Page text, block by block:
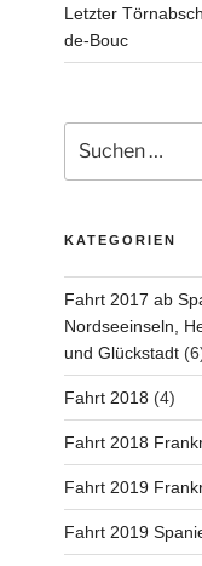
Letzter
de-Bouc
nach:
KATEGORIEN
Fahrt 2017 ab
Nordseeinseln,
und Glückstadt
Fahrt 2018 (4)
Fahrt 2018
Fahrt 2019
Fahrt 2019